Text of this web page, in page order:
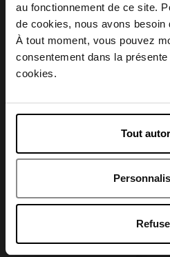
au fonctionnement de ce site.
de cookies, nous avons besoin
À tout moment, vous pouvez
consentement dans la
cookies.
Tout
Caractéristiques
Avis client
Oublié
Choisissez
April
April